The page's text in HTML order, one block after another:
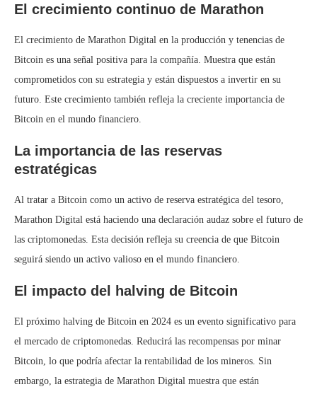
El crecimiento continuo de Marathon
El crecimiento de Marathon Digital en la producción y tenencias de
Bitcoin es una señal positiva para la compañía. Muestra que están
comprometidos con su estrategia y están dispuestos a invertir en su
futuro. Este crecimiento también refleja la creciente importancia de
Bitcoin en el mundo financiero.
La importancia de las reservas
estratégicas
Al tratar a Bitcoin como un activo de reserva estratégica del tesoro,
Marathon Digital está haciendo una declaración audaz sobre el futuro de
las criptomonedas. Esta decisión refleja su creencia de que Bitcoin
seguirá siendo un activo valioso en el mundo financiero.
El impacto del halving de Bitcoin
El próximo halving de Bitcoin en 2024 es un evento significativo para
el mercado de criptomonedas. Reducirá las recompensas por minar
Bitcoin, lo que podría afectar la rentabilidad de los mineros. Sin
embargo, la estrategia de Marathon Digital muestra que están